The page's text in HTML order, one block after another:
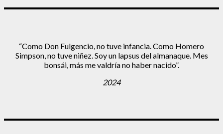
“Como Don Fulgencio, no tuve infancia. Como Homero
Simpson, no tuve niñez. Soy un lapsus del almanaque. Mes
bonsái, más me valdría no haber nacido”.
2024